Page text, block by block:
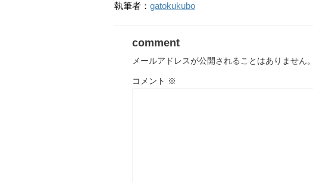
執筆者： gatokukubo
comment
メールアドレスが公開されることはありません。
コメント ※